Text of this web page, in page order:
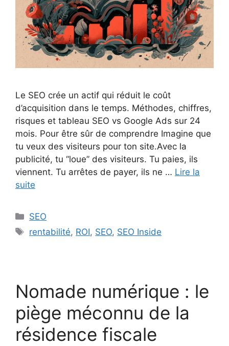
Le SEO crée un actif qui réduit le coût
d’acquisition dans le temps. Méthodes, chiffres,
risques et tableau SEO vs Google Ads sur 24
mois. Pour être sûr de comprendre Imagine que
tu veux des visiteurs pour ton site.Avec la
publicité, tu “loue” des visiteurs. Tu paies, ils
viennent. Tu arrêtes de payer, ils ne … Lire la
suite
Catégories
SEO
Étiquettes
rentabilité, ROI, SEO, SEO Inside
Nomade numérique : le
piège méconnu de la
résidence fiscale